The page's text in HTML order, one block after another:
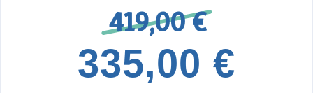
419,00 €
335,00 €